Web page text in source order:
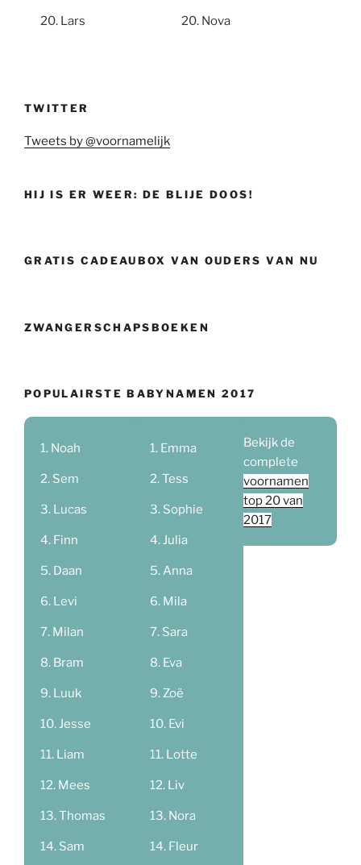
Lars Nova
TWITTER
Tweets by @voornamelijk
HIJ IS ER WEER: DE BLIJE DOOS!
GRATIS CADEAUBOX VAN OUDERS VAN NU
ZWANGERSCHAPSBOEKEN
POPULAIRSTE BABYNAMEN 2017
Noah
Sem
Lucas
Finn
Daan
Levi
Milan
Bram
Luuk
Jesse
Liam
Mees
Thomas
Sam
Emma
Tess
Sophie
Julia
Anna
Mila
Sara
Eva
Zoë
Evi
Lotte
Liv
Nora
Fleur
Bekijk de
complete
voornamen
top 20 van
2017